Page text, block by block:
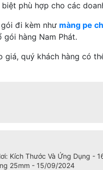
phù hợp cho các
đi kèm như màng pe
hàng Nam Phát.
quý khách hàng có
Kích Thước Và Ứng Dụng -
25mm - 15/09/2024